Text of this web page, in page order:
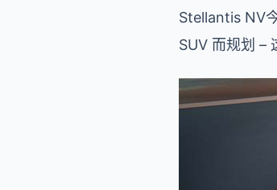
Stellantis NV
SUV 而规划 –